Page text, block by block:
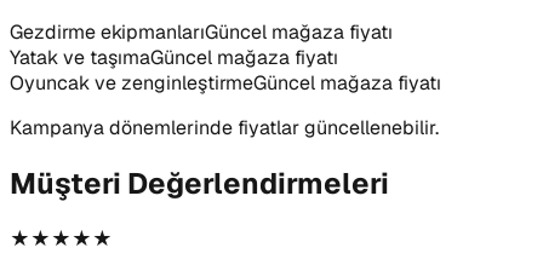
Gezdirme ekipmanlarıGüncel mağaza fiyatı
Yatak ve taşımaGüncel mağaza fiyatı
Oyuncak ve zenginleştirmeGüncel mağaza fiyatı
Kampanya dönemlerinde fiyatlar güncellenebilir.
Müşteri Değerlendirmeleri
★★★★★